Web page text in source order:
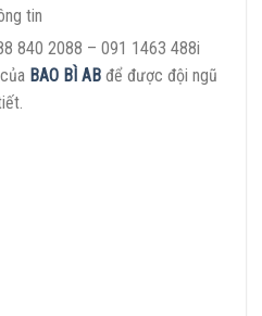
tin
840 2088 – 091 1463 488i
BAO BÌ AB để được đội ngũ